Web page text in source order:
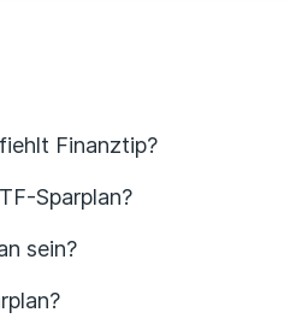
Finanztip?
Sparplan?
sein?